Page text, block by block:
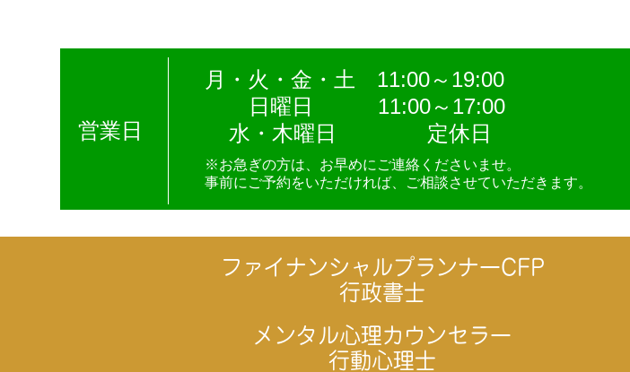
営業日
月・火・金・土 11:00～19:00
日曜日
11:00～17:00
水・木曜日
定休日
※お急ぎの方は、お早めにご連絡くださいませ。
事前にご予約をいただければ、ご相談させていただきます。
ファイナンシャルプランナーCFP
行政書士
メンタル心理カウンセラー
行動心理士